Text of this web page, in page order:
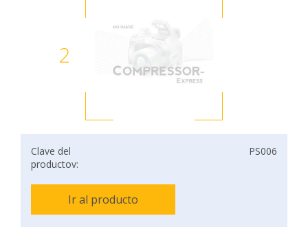
2
Clave del
productov:
PS006
Ir al producto